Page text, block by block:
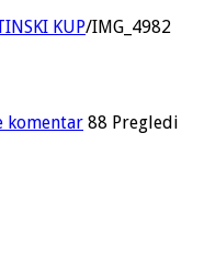
KUP/IMG_4982
komentar 88 Pregledi